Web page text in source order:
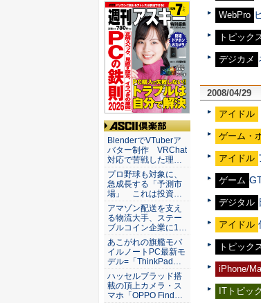
WebPro
トピック
デジカメ
2008/04/29
アイドル
ゲーム・
アイドル
ゲーム
デジタル
アイドル
トピック
iPhone/
ITトピック
ASCII倶楽部
BlenderでVTuberア
バター制作 VRChat
対応で苦戦した理…
プロ野球も対象に、
急成長する「予測市
場」 これは投資…
アマゾン配送を支え
る物流大手、ステー
ブルコイン企業に1…
あこがれの旗艦モバ
イルノートPC最新モ
デル=「ThinkPad…
ハッセルブラッド搭
載の頂上カメラ・ス
マホ「OPPO Find…